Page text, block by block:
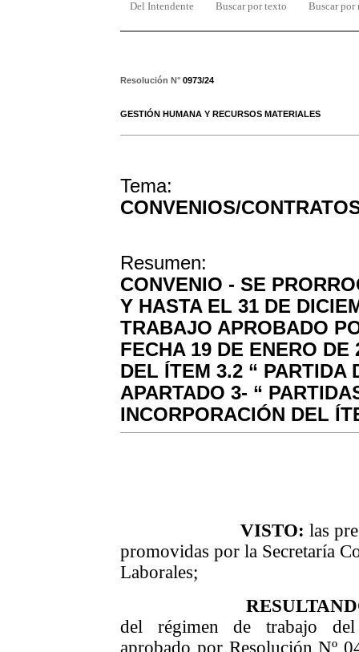
Del Intendente Buscar por texto Buscar por
Resolución N° 0973/24
GESTIÓN HUMANA Y RECURSOS MATERIALES
Tema:
CONVENIOS/
Resumen:
CONVENIO - SE
Y HASTA EL 31 DE
TRABAJO APROBADO
FECHA 19 DE ENERO
DEL ÍTEM 3.2 “ PARTIDA
APARTADO 3- “
INCORPORACIÓN DEL
VISTO: las
promovidas por la Secretaría
Laborales;
del régimen de trabajo
aprobado por Resolución Nº